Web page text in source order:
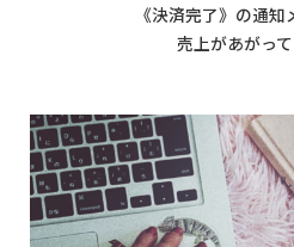
《決済完了》の通知
売上があがって